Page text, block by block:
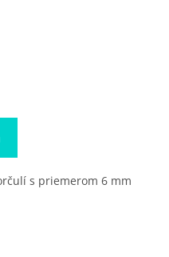
s priemerom 6 mm